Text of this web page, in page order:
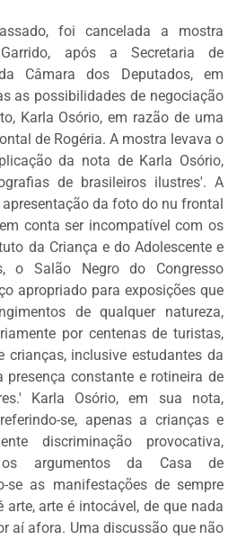
foi cancelada a mostra
após a Secretaria de
Câmara dos Deputados, em
as possibilidades de negociação
Karla Osório, em razão de uma
de Rogéria. A mostra levava o
da nota de Karla Osório,
de brasileiros ilustres'. A
da foto do nu frontal
conta ser incompatível com os
da Criança e do Adolescente e
o Salão Negro do Congresso
apropriado para exposições que
de qualquer natureza,
por centenas de turistas,
crianças, inclusive estudantes da
presença constante e rotineira de
Karla Osório, em sua nota,
se, apenas a crianças e
discriminação provocativa,
os argumentos da Casa de
se as manifestações de sempre
arte, arte é intocável, de que nada
aí afora. Uma discussão que não